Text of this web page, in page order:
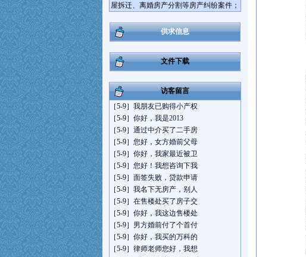
并且精通企业法律顾问业务，担任多家
大、中型企业的法律顾问，具备相当丰富
的执业实践经验和诉讼技巧。
王勇律师咨询电话：13573782679，地址:
济南市经七路758号连城国际大厦A座301
室。
供求信息
文件下载
访客留言
［5-9］ 我朋友已购得小产权
［5-9］ 你好，我是2013
［5-9］ 通过中介买了二手房
［5-9］ 您好，女方婚前父母
［5-9］ 你好，我家最近被卫
［5-9］ 您好！我想咨询下我
［5-9］ 面签失败，贷款申请
［5-9］ 我名下无房产，别人
［5-9］ 在售楼处买了房子交
［5-9］ 你好，我这边售楼处
［5-9］ 男方婚前付了个首付
［5-9］ 你好，我买的万科的
［5-9］ 律师老师您好，我想